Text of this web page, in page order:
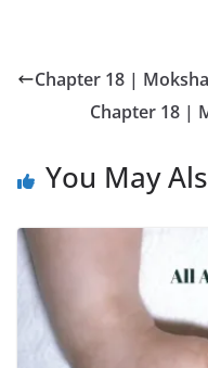
Chapter 18 |
Chapter 18 |
You May